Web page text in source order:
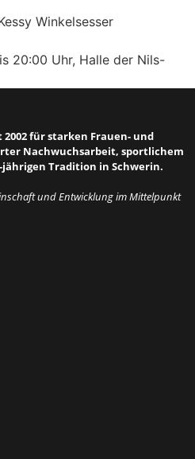
Winkelsesser
20:00 Uhr, Halle der Nils-
2002 für starken Frauen- und
Nachwuchsarbeit, sportlichem
jährigen Tradition in Schwerin.
und Entwicklung im Mittelpunkt